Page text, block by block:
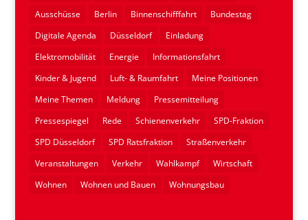
Ausschüsse
Berlin Binnenschifffahrt
Bundestag
Digitale Agenda
Düsseldorf
Einladung
Elektromobilität
Energie
Informationsfahrt
Kinder & Jugend
Luft- & Raumfahrt
Meine Positionen
Meine Themen
Meldung
Pressemitteilung
Pressespiegel
Rede Schienenverkehr
SPD-Fraktion
SPD Düsseldorf
SPD Ratsfraktion
Straßenverkehr
Veranstaltungen
Verkehr Wahlkampf
Wirtschaft
Wohnen
Wohnen und Bauen Wohnungsbau